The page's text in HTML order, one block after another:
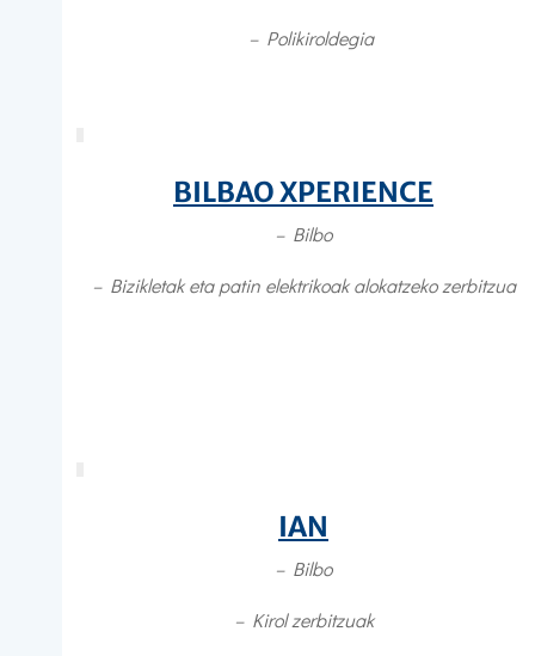
– Polikiroldegia
BILBAO XPERIENCE
– Bilbo
– Bizikletak eta patin elektrikoak alokatzeko zerbitzua
IAN
– Bilbo
– Kirol zerbitzuak